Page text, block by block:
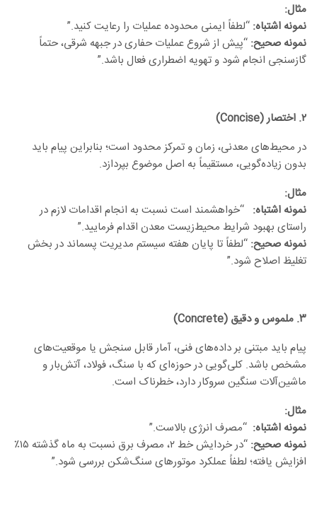
مثال:
نمونه اشتباه: “لطفاً ایمنی محدوده عملیات را رعایت کنید.”
نمونه صحیح: “پیش از شروع عملیات حفاری در جبهه شرقی، حتماً
گازسنجی انجام شود و تهویه اضطراری فعال باشد.”
۲. اختصار(Concise)
در محیط‌های معدنی، زمان و تمرکز محدود است؛ بنابراین پیام باید
بدون زیاده‌گویی، مستقیماً به اصل موضوع بپردازد.
مثال:
نمونه اشتباه: “خواهشمند است نسبت به انجام اقدامات لازم در
راستای بهبود شرایط محیط‌زیست معدن اقدام فرمایید.”
نمونه صحیح: “لطفاً تا پایان هفته سیستم مدیریت پسماند در بخش
تغلیظ اصلاح شود.”
۳. ملموس و دقیق (Concrete)
پیام باید مبتنی بر داده‌های فنی، آمار قابل سنجش یا موقعیت‌های
مشخص باشد. کلی‌گویی در حوزه‌ای که با سنگ، فولاد، آتش‌بار و
ماشین‌آلات سنگین سروکار دارد، خطرناک است.
مثال:
نمونه اشتباه: “مصرف انرژی بالاست.”
نمونه صحیح:
“در خردایش خط ۲، مصرف برق نسبت به ماه گذشته ۱۵٪
افزایش یافته؛ لطفاً عملکرد موتورهای سنگ‌شکن بررسی شود.”